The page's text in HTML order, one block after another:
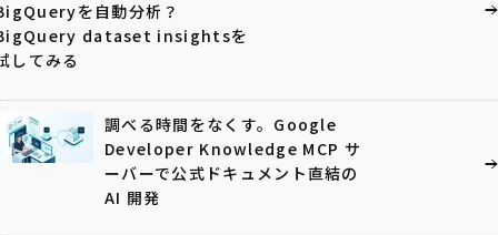
を自動分析？
dataset insightsを
してみる
調べる時間をなくす。Google
Developer Knowledge MCP サ
ーバーで公式ドキュメント直結の
AI 開発